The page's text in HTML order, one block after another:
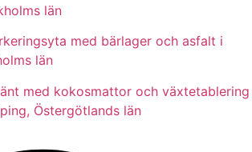
län
med bärlager och asfalt i
län
med kokosmattor och växtetablering
Östergötlands län